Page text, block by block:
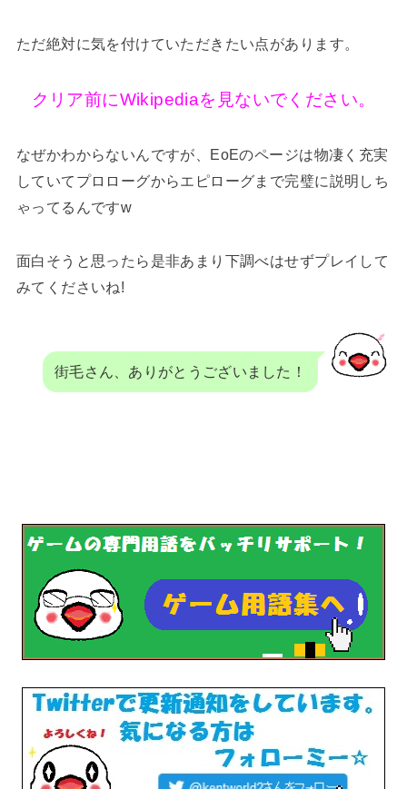
ただ絶対に気を付けていただきたい点があります。
クリア前にWikipediaを見ないでください。
なぜかわからないんですが、EoEのページは物凄く充実
していてプロローグからエピローグまで完璧に説明しち
ゃってるんですw
面白そうと思ったら是非あまり下調べはせずプレイして
みてくださいね!
街毛さん、ありがとうございました！